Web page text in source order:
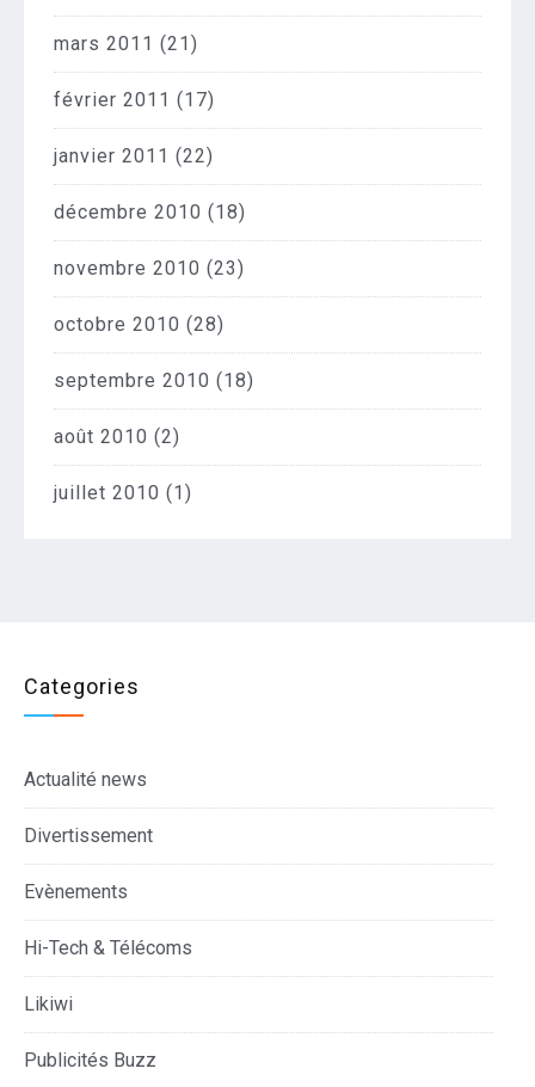
mars 2011 (21)
février 2011 (17)
janvier 2011 (22)
décembre 2010 (18)
novembre 2010 (23)
octobre 2010 (28)
septembre 2010 (18)
août 2010 (2)
juillet 2010 (1)
Categories
Actualité news
Divertissement
Evènements
Hi-Tech & Télécoms
Likiwi
Publicités Buzz